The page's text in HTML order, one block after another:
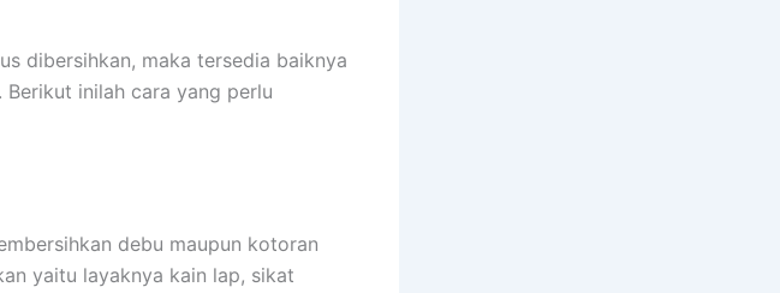
dibersihkan, maka tersedia baiknya
inilah cara yang perlu
debu maupun kotoran
yaitu layaknya kain lap, sikat